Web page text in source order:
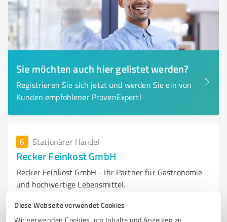
Diese Webseite verwendet Cookies
Wir verwenden Cookies, um Inhalte und Anzeigen zu
Sie möchten auch hier gelistet werden?
Registrieren Sie sich jetzt und werden Sie ein von
Kunden empfohlener ProvenExpert!
6 Stationärer Handel
Recker Feinkost GmbH
Recker Feinkost GmbH - Ihr Partner für Gastronomie
und hochwertige Lebensmittel.
RECKER FEINKOST LEBENSMITTELANBIETER
HOTELLERIE GEMEINSCHAFTSVERPFLEGUNG REGIONALE PRODUKTE